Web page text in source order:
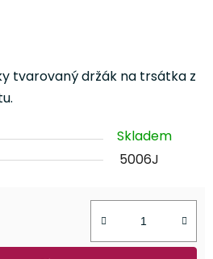
tvarovaný držák na trsátka z
Skladem
5006J